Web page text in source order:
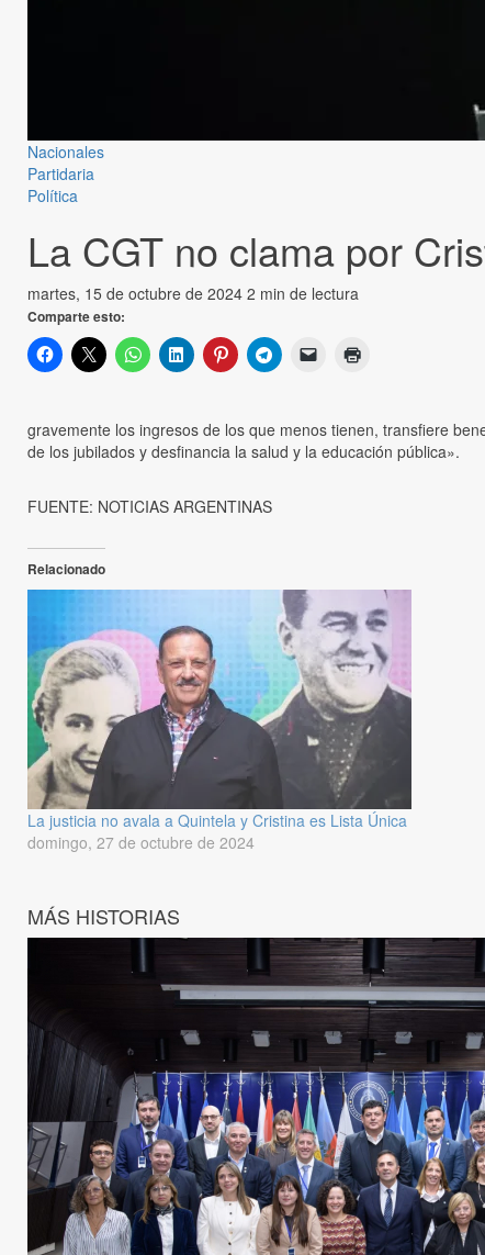
Nacionales
Partidaria
Política
La CGT no clama por
martes, 15 de octubre de 2024 2 min de lectura
Comparte esto:
gravemente los ingresos de los que menos tienen, transfiere
de los jubilados y desfinancia la salud y la educación pública».
FUENTE: NOTICIAS ARGENTINAS
Relacionado
La justicia no avala a Quintela y Cristina es Lista Única
domingo, 27 de octubre de 2024
MÁS HISTORIAS